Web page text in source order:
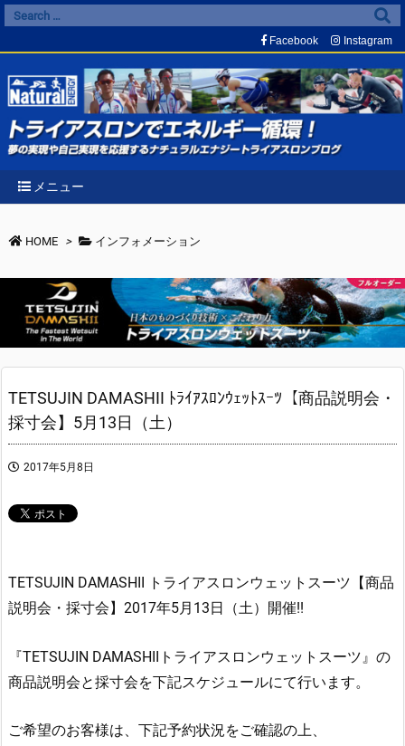
メニュー
Facebook Instagram
HOME > インフォメーション
TETSUJIN DAMASHII ﾄﾗｲｱｽﾛﾝｳｪｯﾄｽｰﾂ【商品説明会・
採寸会】5月13日（土）
2017年5月8日
TETSUJIN DAMASHII トライアスロンウェットスーツ【商品
説明会・採寸会】2017年5月13日（土）開催!!
『TETSUJIN DAMASHIIトライアスロンウェットスーツ』の
商品説明会と採寸会を下記スケジュールにて行います。
ご希望のお客様は、下記予約状況をご確認の上、